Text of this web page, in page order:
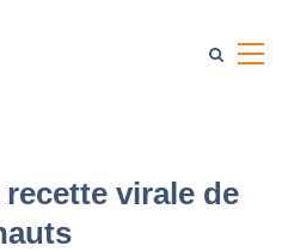
virale de